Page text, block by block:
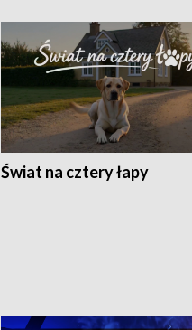
Świat na cztery łapy